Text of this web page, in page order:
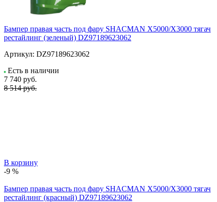
Бампер правая часть под фару SHACMAN X5000/X3000 тягач
рестайлинг (зеленый) DZ97189623062
Артикул: DZ97189623062
Есть в наличии
7 740 руб.
8 514 руб.
В корзину
-9 %
Бампер правая часть под фару SHACMAN X5000/X3000 тягач
рестайлинг (красный) DZ97189623062